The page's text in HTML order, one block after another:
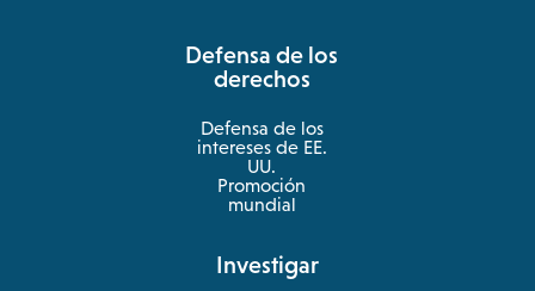
new
Defensa de los
derechos
Defensa de los
intereses de EE.
UU.
Promoción
mundial
Investigar